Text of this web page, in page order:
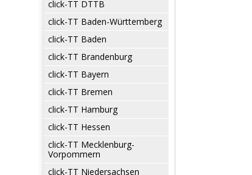
click-TT DTTB
click-TT Baden-Württemberg
click-TT Baden
click-TT Brandenburg
click-TT Bayern
click-TT Bremen
click-TT Hamburg
click-TT Hessen
click-TT Mecklenburg-
Vorpommern
click-TT Niedersachsen